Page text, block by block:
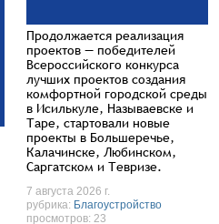
Продолжается реализация
проектов — победителей
Всероссийского конкурса
лучших проектов создания
комфортной городской среды
в Исилькуле, Называевске и
Таре, стартовали новые
проекты в Большеречье,
Калачинске, Любинском,
Саргатском и Тевризе.
7 августа 2026 г.
рубрика: Благоустройство
просмотров: 23